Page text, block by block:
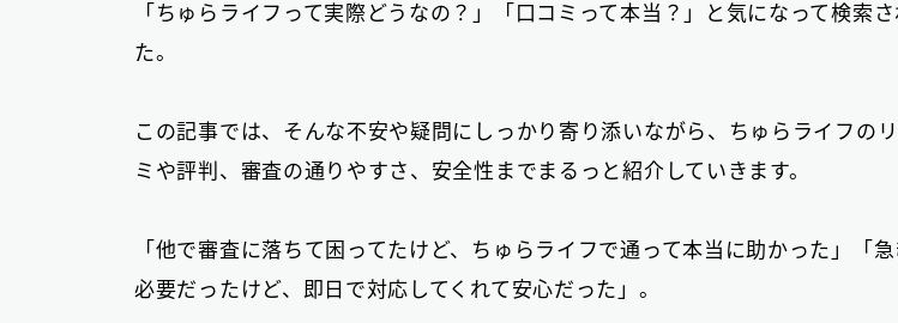
後払い決済サービス 7
大手消費者金融で借りる 3
「ちゅらライフって実際どうなの？」「口コミって本当？」と気になって検索
た。
この記事では、そんな不安や疑問にしっかり寄り添いながら、ちゅらライフの
ミや評判、審査の通りやすさ、安全性までまるっと紹介していきます。
「他で審査に落ちて困ってたけど、ちゅらライフで通って本当に助かった」「
必要だったけど、即日で対応してくれて安心だった」。